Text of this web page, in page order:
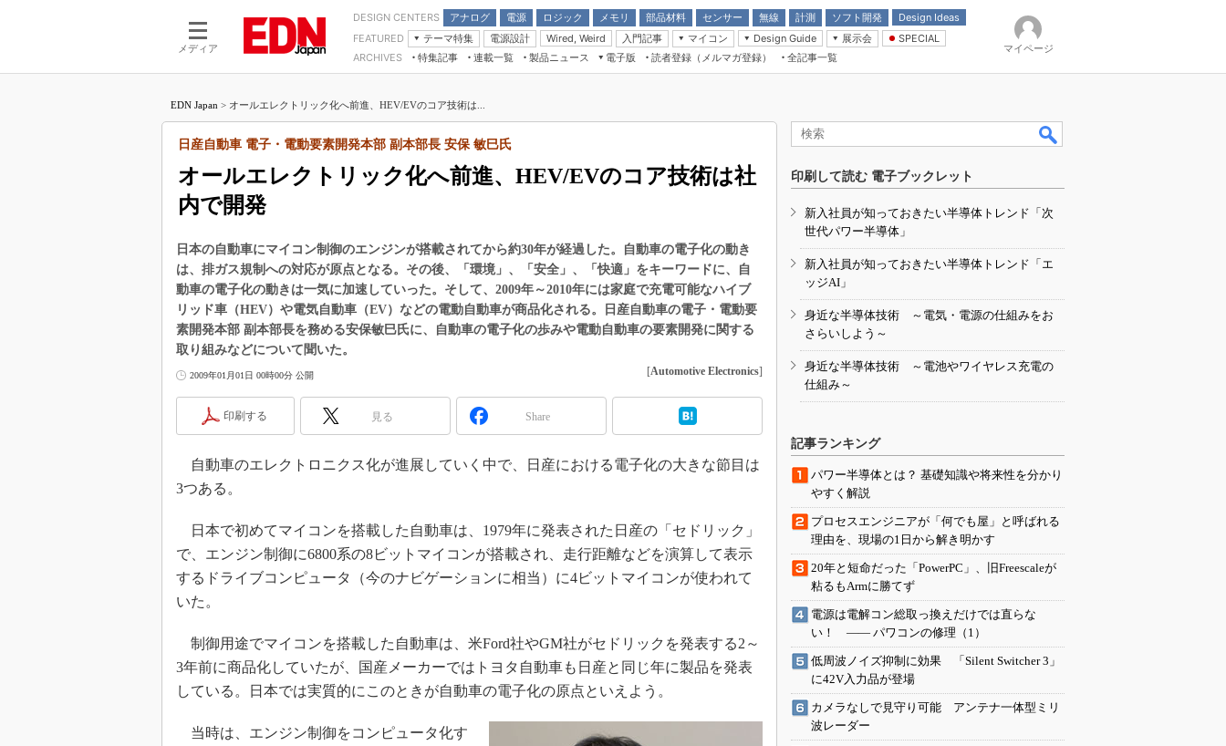
メディア
DESIGN CENTERS アナログ
電源
モーター
ロジック
LSI
メモリ
部品材料
受動部品
センサー 無線 計測 ソフト開発
Design Ideas
アナログ機能回路
計測とテスト
Wired, Weird
FEATURED
テーマ特集
つながるクルマ
エレクトロニクス入門
5G（EE Times Japan）
製品解剖（EE Times Japan）
電源設計 Wired, Weird
入門記事
モーター入門
マイコン
マイコン講座
Design Guide
計測機器
展示会
CEATEC
組込み/エッジコンピューティング展
人とくるま展
SPECIAL
Microchip情報
ARCHIVES 特集記事
連載一覧
マイクロプロセッサ懐古録
中堅技術者に贈る電子部品“徹底”活
用講座
たった2つの式で始めるDC/DCコン
バーターの設計
Wired, Weird
マイコン講座
Q&Aで学ぶマイコン講座
高速シリアル伝送技術講座
記録計／データロガーの基礎知識
ズ編
めざせ高効率！ モーター駆動入門講
Bluetooth mesh入門
計測器メーカーから見た5G
USB Type-Cの登場で評価試験はど
う変わる？
IoT時代の無線規格を知る【Z-Wave
編】
製品ニュース
電子版
電子ブックレット
読者登録（メルマガ登録） 全記事一覧
マイページ
EDN Japan > オールエレクトリック化へ前進、HEV/EVのコア技術は...
オールエレクトリック化へ前進、HEV/EVのコア技術は社
内で開発
日産自動車 電子・電動要素開発本部 副本部長 安保 敏巳氏
日本の自動車にマイコン制御のエンジンが搭載されてから約30年が経過した。自動車の電子化の動き
は、排ガス規制への対応が原点となる。その後、「環境」、「安全」、「快適」をキーワードに、自
動車の電子化の動きは一気に加速していった。そして、2009年～2010年には家庭で充電可能なハイブ
リッド車（HEV）や電気自動車（EV）などの電動自動車が商品化される。日産自動車の電子・電動要
素開発本部 副本部長を務める安保敏巳氏に、自動車の電子化の歩みや電動自動車の要素開発に関する
取り組みなどについて聞いた。
2009年01月01日 00時00分 公開 [Automotive Electronics]
印刷する 見る Share
自動車のエレクトロニクス化が進展していく中で、日産における電子化の大きな節目は
3つある。
日本で初めてマイコンを搭載した自動車は、1979年に発表された日産の「セドリック」
で、エンジン制御に6800系の8ビットマイコンが搭載され、走行距離などを演算して表示
するドライブコンピュータ（今のナビゲーションに相当）に4ビットマイコンが使われて
いた。
制御用途でマイコンを搭載した自動車は、米Ford社やGM社がセドリックを発表する2～
3年前に商品化していたが、国産メーカーではトヨタ自動車も日産と同じ年に製品を発表
している。日本では実質的にこのときが自動車の電子化の原点といえよう。
当時は、エンジン制御をコンピュータ化す
印刷して読む 電子ブックレット
新入社員が知っておきたい半導体トレンド「次
世代パワー半導体」
新入社員が知っておきたい半導体トレンド「エ
ッジAI」
身近な半導体技術 ～電気・電源の仕組みをお
さらいしよう～
身近な半導体技術 ～電池やワイヤレス充電の
仕組み～
記事ランキング
パワー半導体とは？ 基礎知識や将来性を分かり
やすく解説
プロセスエンジニアが「何でも屋」と呼ばれる
理由を、現場の1日から解き明かす
20年と短命だった「PowerPC」、旧Freescaleが
粘るもArmに勝てず
電源は電解コン総取っ換えだけでは直らな
い！ ―― パワコンの修理（1）
低周波ノイズ抑制に効果 「Silent Switcher 3」
に42V入力品が登場
カメラなしで見守り可能 アンテナ一体型ミリ
波レーダー